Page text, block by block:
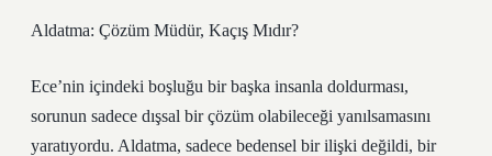
Aldatma: Çözüm Müdür, Kaçış Mıdır?
Ece’nin içindeki boşluğu bir başka insanla doldurması,
sorunun sadece dışsal bir çözüm olabileceği yanılsamasını
yaratıyordu. Aldatma, sadece bedensel bir ilişki değildi, bir